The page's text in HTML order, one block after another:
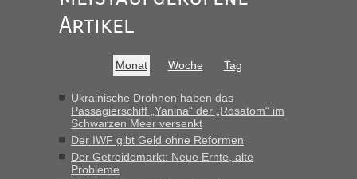
Verdacht.“
Anfang des Jahres haben die Zollbeamten
Verstöße im Wert von fast 11 Milliarden
aufgedeckt
„Kein Zoll. Du musst an sich nur sagen dass das privat ist
und du nicht damit handeln willst. So lange das nicht
Originalverpackt ist und ersichlich das nicht neu sollte es
keine Probleme geben“
Artikel
Monat Woche Tag
Ukrainische Drohnen haben das
Passagierschiff „Yanina“ der „Rosatom“ im
Schwarzen Meer versenkt
Der IWF gibt Geld ohne Reformen
Der Getreidemarkt: Neue Ernte, alte
Probleme